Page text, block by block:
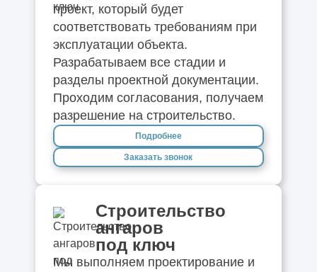
проект, который будет
соответствовать требованиям при
эксплуатации объекта.
Разрабатываем все стадии и
разделы проектной документации.
Проходим согласования, получаем
разрешение на строительство.
Подробнее
Заказать звонок
Строительство
ангаров
под ключ
Мы выполняем проектирование и